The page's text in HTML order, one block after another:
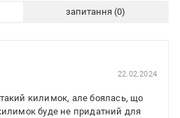
запитання
22.02.2024
килимок, але боялась, що
буде не придатний для